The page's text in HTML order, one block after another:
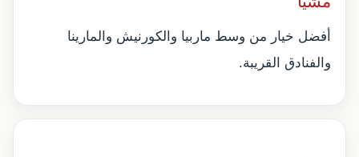
أفضل خيار من وسط ماربيا والكورنيش والمارينا
والفنادق القريبة.